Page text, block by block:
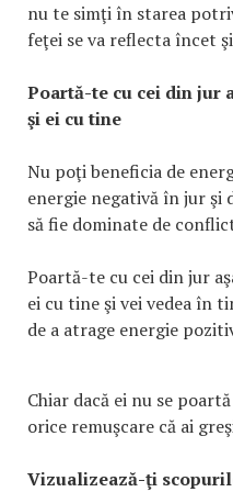
nu te simţi în starea
feţei se va reflecta încet
Poartă-te cu cei din jur
şi ei cu tine
Nu poţi beneficia de
energie negativă în jur şi
să fie dominate de
Poartă-te cu cei din jur
ei cu tine şi vei vedea în
de a atrage energie
Chiar dacă ei nu se
orice remuşcare că ai
Vizualizează-ţi